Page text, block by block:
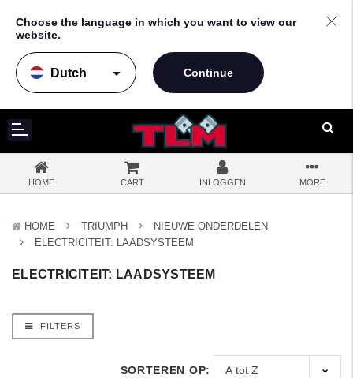
Choose the language in which you want to view our
website.
arrow_drop_down
HOME CART INLOGGEN MORE
HOME TRIUMPH
NIEUWE ONDERDELEN
ELECTRICITEIT: LAADSYSTEEM
ELECTRICITEIT: LAADSYSTEEM
FILTERS
SORTEREN OP: